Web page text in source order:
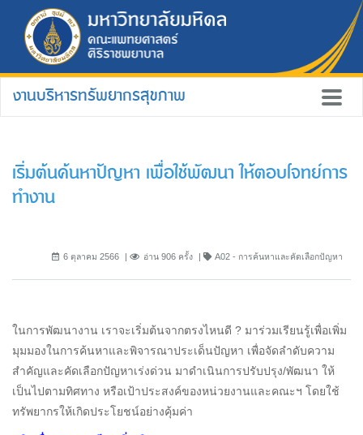
งานบริหารทรัพยากรสุขภาพ
เริ่มต้นค้นหาปัญหา เพื่อใช้พัฒนา ให้ตอบโจทย์การ
ทำงาน
6 ตุลาคม 2566 อ่าน 906 ครั้ง A02 - การค้นหาและคัดเลือกปัญหา
ในการพัฒนางาน เราจะเริ่มต้นจากตรงไหนดี ? มาร่วมเรียนรู้เพื่อเพิ่ม
มุมมองในการค้นหาและพิจารณาประเด็นปัญหา เพื่อจัดลำดับความ
สำคัญและคัดเลือกปัญหาเร่งด่วน มาดำเนินการปรับปรุง/พัฒนา ให้
เป็นไปตามทิศทาง หรือเป้าประสงค์ของหน่วยงานและคณะฯ โดยใช้
ทรัพยากรให้เกิดประโยชน์อย่างคุ้มค่า